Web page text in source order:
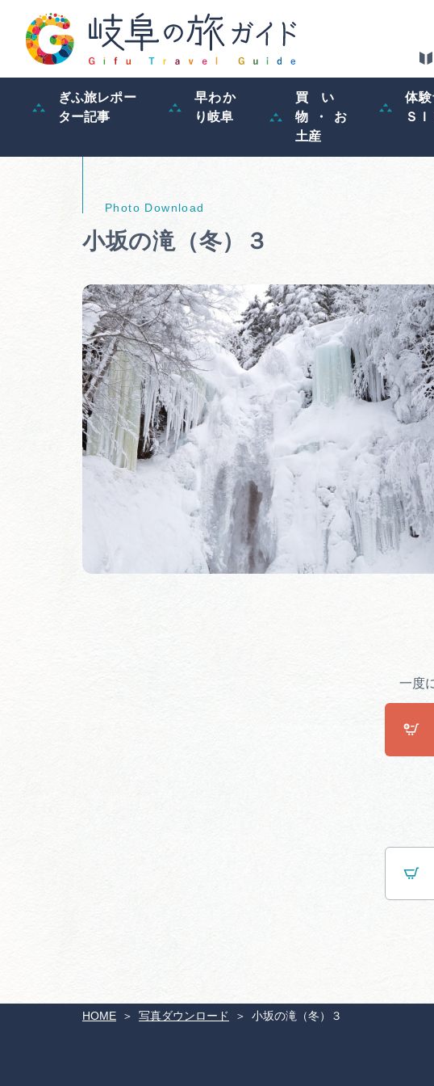
ぎふ旅レポー
ター記事
早わか
り岐阜
買い
物・お
土産
体
ＳＩ
HOME 写真ダウンロード 小坂の滝（冬）３
小坂の滝（冬）３
一度